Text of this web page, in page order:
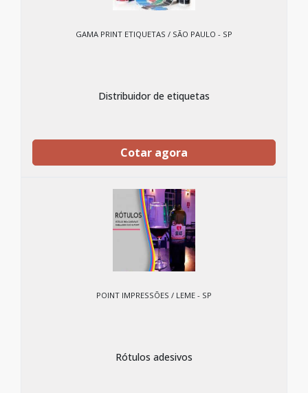
GAMA PRINT ETIQUETAS / SÃO PAULO - SP
Distribuidor de etiquetas
Cotar agora
POINT IMPRESSÕES / LEME - SP
Rótulos adesivos